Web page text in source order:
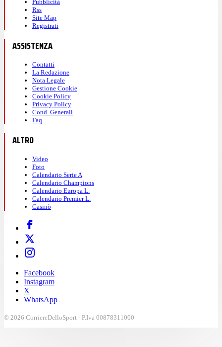
Pubblicità
Rss
Site Map
Registrati
ASSISTENZA
Contatti
La Redazione
Nota Legale
Gestione Cookie
Cookie Policy
Privacy Policy
Cond. Generali
Faq
ALTRO
Video
Foto
Calendario Serie A
Calendario Champions
Calendario Europa L.
Calendario Premier L.
Casinò
Facebook
Instagram
X
WhatsApp
© 2026 CorriereDelloSport - P.Iva 00878311000